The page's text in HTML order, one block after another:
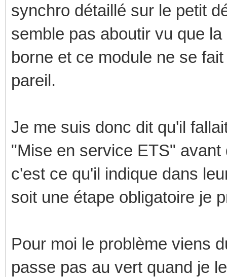
synchro détaillé sur le petit
semble pas aboutir vu que
borne et ce module ne se
pareil.
Je me suis donc dit qu'il
"Mise en service ETS"
c'est ce qu'il indique dans
soit une étape obligatoire je
Pour moi le problème viens
passe pas au vert quand je